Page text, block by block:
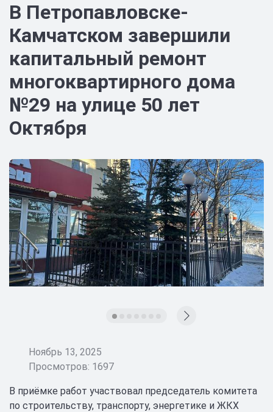
В Петропавловске-
Камчатском завершили
капитальный ремонт
многоквартирного дома
№29 на улице 50 лет
Октября
Ноябрь 13, 2025
Просмотров: 1697
В приёмке работ участвовал председатель комитета
по строительству, транспорту, энергетике и ЖКХ